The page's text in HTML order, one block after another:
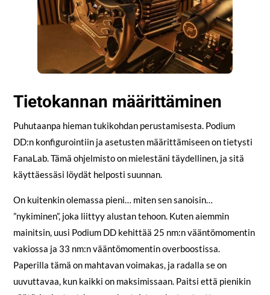
Tietokannan määrittäminen
Puhutaanpa hieman tukikohdan perustamisesta. Podium
DD:n konfigurointiin ja asetusten määrittämiseen on tietysti
FanaLab. Tämä ohjelmisto on mielestäni täydellinen, ja sitä
käyttäessäsi löydät helposti suunnan.
On kuitenkin olemassa pieni… miten sen sanoisin…
”nykiminen”, joka liittyy alustan tehoon. Kuten aiemmin
mainitsin, uusi Podium DD kehittää 25 nm:n vääntömomentin
vakiossa ja 33 nm:n vääntömomentin overboostissa.
Paperilla tämä on mahtavan voimakas, ja radalla se on
uuvuttavaa, kun kaikki on maksimissaan. Paitsi että pienikin